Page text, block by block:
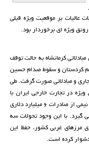
عالیات بر موقعیت ویژه قبلی
ویژه ای برخوردار بود.
کرمانشاه به حالت توقف
کردستان و سقوط صدام حسین
و مبادلاتی صورت گرفت. طی
در تجارت خارجی ایران با
کشور همسایه و اقلیم کردنشین آن پیدا کرده اند و نیمی از صادرات 6 میليارد دلاری
گیرد. با این وجود تحولات سه
مرزهای غربی کشور، حفظ این
دشوار کرده است.